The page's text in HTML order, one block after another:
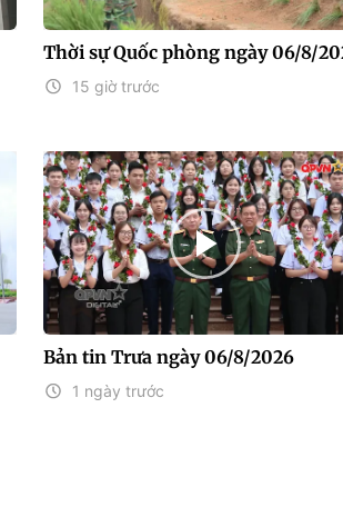
Thời sự Quốc phòng ngày 06/8/
15 giờ trước
Bản tin Trưa ngày 06/8/2026
1 ngày trước